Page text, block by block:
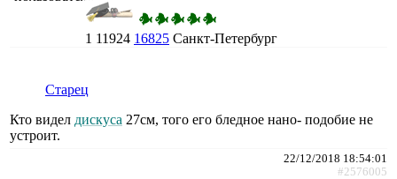
1 11924 16825 Санкт-Петербург
Старец
Кто видел дискуса 27см, того его бледное нано- подобие не
устроит.
22/12/2018 18:54:01
#2576005